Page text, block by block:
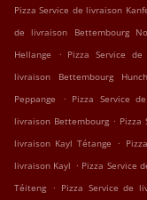
Pizza Service de livraison
de livraison Bettembourg
Hellange
. Pizza Service de
livraison Bettembourg
Peppange
. Pizza Service
livraison Bettembourg . Pizza
livraison Kayl Tétange
.
livraison Kayl . Pizza Service
Téiteng . Pizza Service de